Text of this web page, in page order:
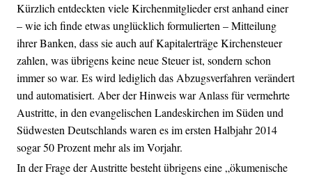
Kürzlich entdeckten viele Kirchenmitglieder erst anhand einer
– wie ich finde etwas unglücklich formulierten – Mitteilung
ihrer Banken, dass sie auch auf Kapitalerträge Kirchensteuer
zahlen, was übrigens keine neue Steuer ist, sondern schon
immer so war. Es wird lediglich das Abzugsverfahren verändert
und automatisiert. Aber der Hinweis war Anlass für vermehrte
Austritte, in den evangelischen Landeskirchen im Süden und
Südwesten Deutschlands waren es im ersten Halbjahr 2014
sogar 50 Prozent mehr als im Vorjahr.
In der Frage der Austritte besteht übrigens eine „ökumenische